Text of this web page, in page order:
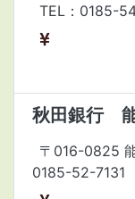
TEL：0185-
秋田銀行
〒016-0825
0185-52-7131